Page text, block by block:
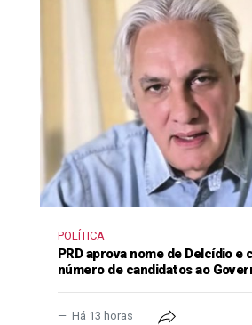
POLÍTICA
PRD aprova nome de Delcídio e
número de candidatos ao
Há 13 horas